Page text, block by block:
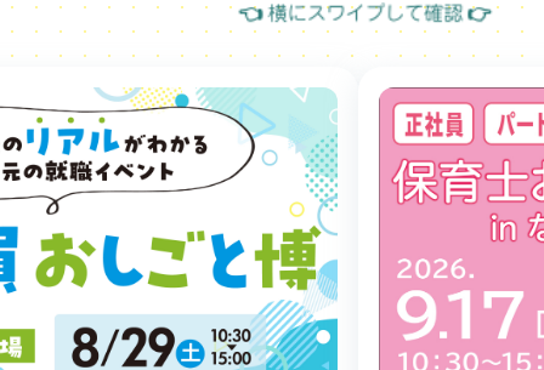
👈 横にスワイプして確認 👉